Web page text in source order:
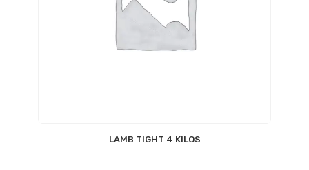
LAMB TIGHT 4 KILOS